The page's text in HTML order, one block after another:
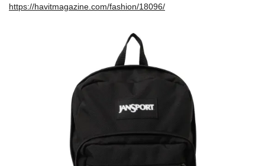
https://havitmagazine.com/fashion/18096/